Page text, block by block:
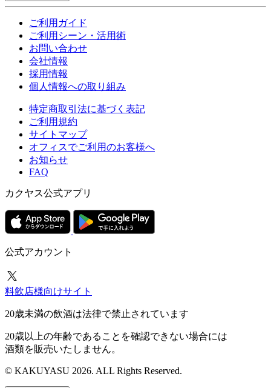
ご利用ガイド
ご利用シーン・活用術
お問い合わせ
会社情報
採用情報
個人情報への取り組み
特定商取引法に基づく表記
ご利用規約
サイトマップ
オフィスでご利用のお客様へ
お知らせ
FAQ
カクヤス公式アプリ
公式アカウント
料飲店様向けサイト
20歳未満の飲酒は法律で禁止されています
20歳以上の年齢であることを確認できない場合には
酒類を販売いたしません。
© KAKUYASU 2026. ALL Rights Reserved.